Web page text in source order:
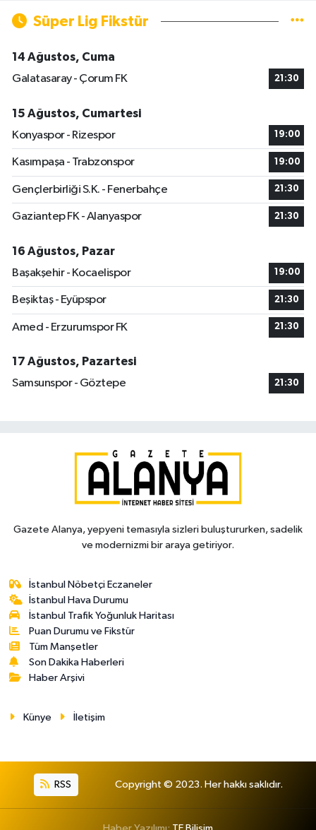
Süper Lig Fikstür
14 Ağustos, Cuma
Galatasaray - Çorum FK
21:30
15 Ağustos, Cumartesi
Konyaspor - Rizespor
19:00
Kasımpaşa - Trabzonspor 19:00
Gençlerbirliği S.K. - Fenerbahçe 21:30
Gaziantep FK - Alanyaspor 21:30
16 Ağustos, Pazar
Başakşehir - Kocaelispor
19:00
Beşiktaş - Eyüpspor 21:30
Amed - Erzurumspor FK 21:30
17 Ağustos, Pazartesi
Samsunspor - Göztepe
21:30
Gazete Alanya, yepyeni temasıyla sizleri buluştururken, sadelik
ve modernizmi bir araya getiriyor.
İstanbul Nöbetçi Eczaneler
İstanbul Hava Durumu
İstanbul Trafik Yoğunluk Haritası
Puan Durumu ve Fikstür
Tüm Manşetler
Son Dakika Haberleri
Haber Arşivi
Künye İletişim
RSS Copyright © 2023. Her hakkı saklıdır.